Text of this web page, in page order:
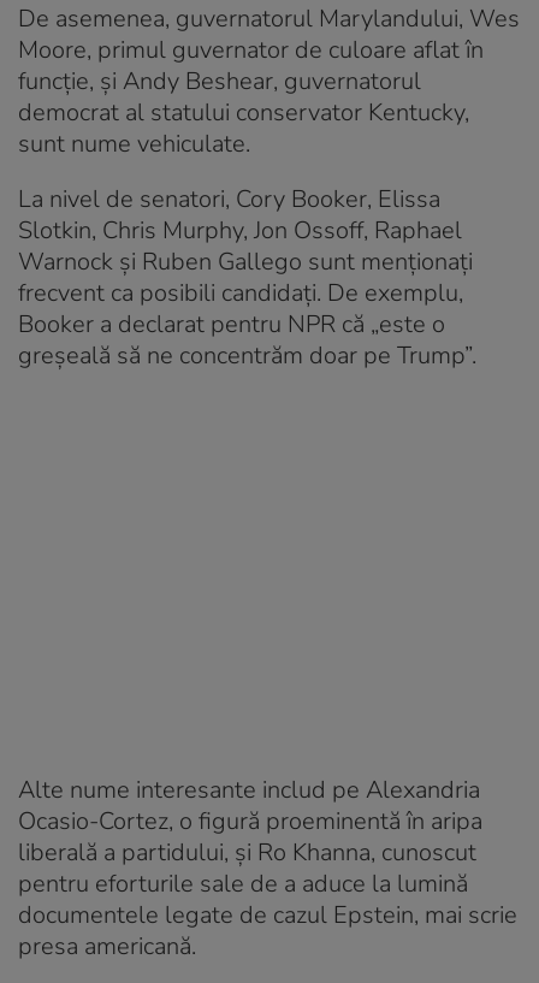
De asemenea, guvernatorul Marylandului, Wes
Moore, primul guvernator de culoare aflat în
funcție, și Andy Beshear, guvernatorul
democrat al statului conservator Kentucky,
sunt nume vehiculate.
La nivel de senatori, Cory Booker, Elissa
Slotkin, Chris Murphy, Jon Ossoff, Raphael
Warnock și Ruben Gallego sunt menționați
frecvent ca posibili candidați. De exemplu,
Booker a declarat pentru NPR că „este o
greșeală să ne concentrăm doar pe Trump”.
Alte nume interesante includ pe Alexandria
Ocasio-Cortez, o figură proeminentă în aripa
liberală a partidului, și Ro Khanna, cunoscut
pentru eforturile sale de a aduce la lumină
documentele legate de cazul Epstein, mai scrie
presa americană.